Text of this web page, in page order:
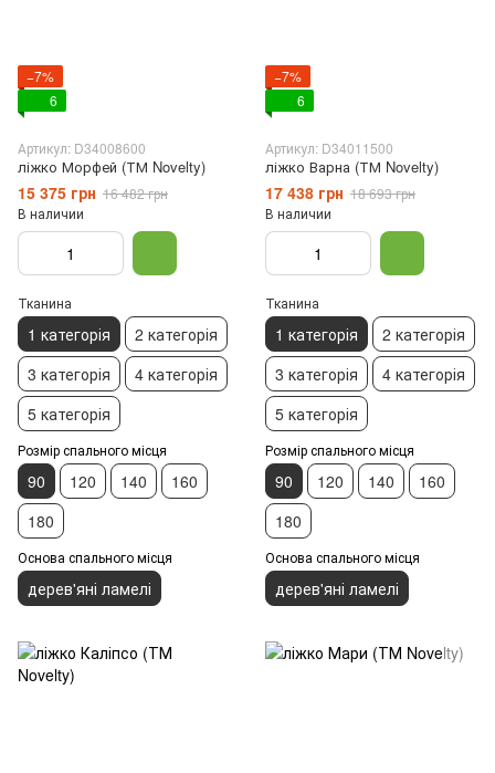
−7%
6
Артикул: D34008600
ліжко Морфей (ТМ Novelty)
15 375 грн 16 482 грн
В наличии
Тканина
1 категорія
2 категорія
3 категорія
4 категорія
5 категорія
Розмір спального місця
90 120 140
160
180
Основа спального місця
дерев'яні ламелі
−7%
6
Артикул: D34011500
ліжко Варна (ТМ Novelty)
17 438 грн 18 693 грн
В наличии
Тканина
1 категорія
2 категорія
3 категорія
4 категорія
5 категорія
Розмір спального місця
90 120 140
160
180
Основа спального місця
дерев'яні ламелі